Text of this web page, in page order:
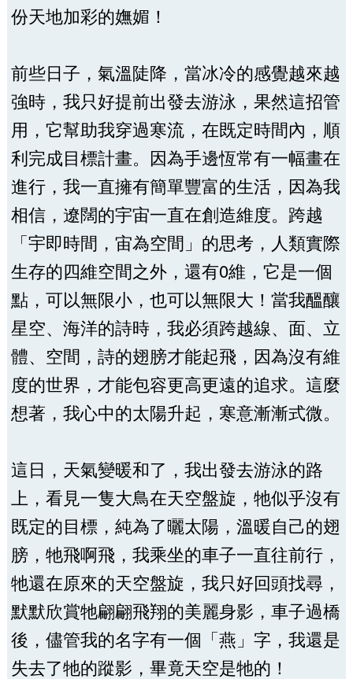
份天地加彩的嫵媚！
前些日子，氣溫陡降，當冰冷的感覺越來越
強時，我只好提前出發去游泳，果然這招管
用，它幫助我穿過寒流，在既定時間內，順
利完成目標計畫。因為手邊恆常有一幅畫在
進行，我一直擁有簡單豐富的生活，因為我
相信，遼闊的宇宙一直在創造維度。跨越
「宇即時間，宙為空間」的思考，人類實際
生存的四維空間之外，還有0維，它是一個
點，可以無限小，也可以無限大！當我醞釀
星空、海洋的詩時，我必須跨越線、面、立
體、空間，詩的翅膀才能起飛，因為沒有維
度的世界，才能包容更高更遠的追求。這麼
想著，我心中的太陽升起，寒意漸漸式微。
這日，天氣變暖和了，我出發去游泳的路
上，看見一隻大鳥在天空盤旋，牠似乎沒有
既定的目標，純為了曬太陽，溫暖自己的翅
膀，牠飛啊飛，我乘坐的車子一直往前行，
牠還在原來的天空盤旋，我只好回頭找尋，
默默欣賞牠翩翩飛翔的美麗身影，車子過橋
後，儘管我的名字有一個「燕」字，我還是
失去了牠的蹤影，畢竟天空是牠的！